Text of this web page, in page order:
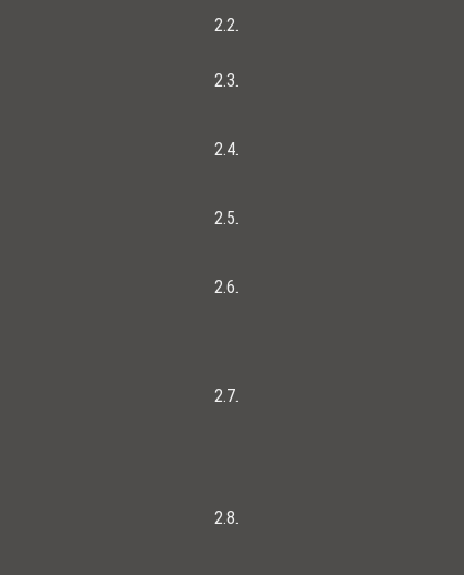
2.2.
2.3.
2.4.
2.5.
2.6.
2.7.
2.8.